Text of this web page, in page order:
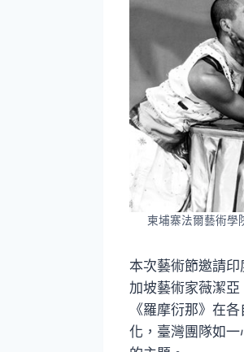
柬埔寨法爾藝術學
本次藝術節邀請
加坡藝術家薇潔
《羅摩衍那》在
化，臺灣團隊如